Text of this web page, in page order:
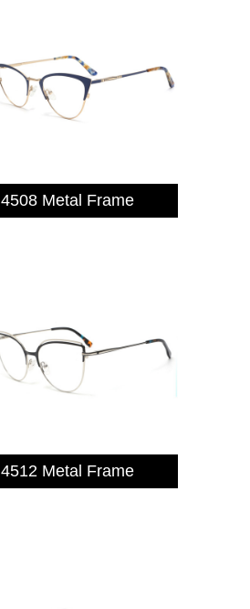
4508 Metal Frame
4512 Metal Frame